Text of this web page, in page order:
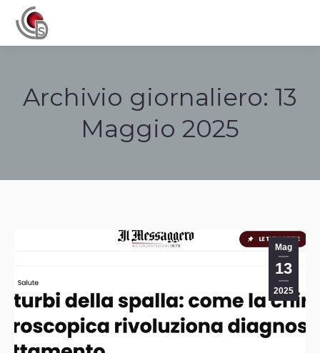
Archivio giornaliero: 13
Maggio 2025
Mag
13
2025